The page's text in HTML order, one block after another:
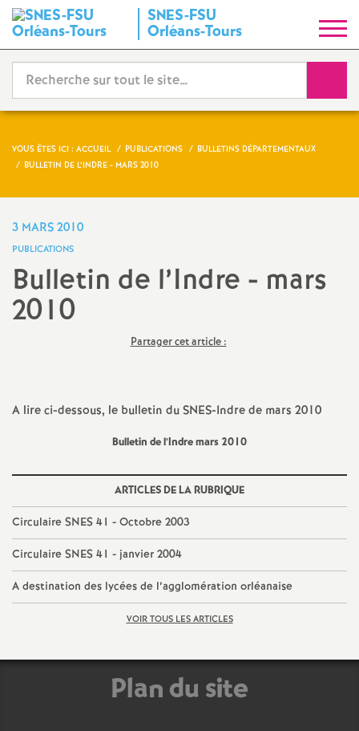
SNES-FSU
Orléans-Tours
y
n
d
i
a
a
i
o
n
a
VOUS ÊTES ICI : ACCUEIL PUBLICATIONS
BULLETINS DÉPARTEMENTAUX
BULLETIN DE L’INDRE - MARS 2010
3 MARS 2010
PUBLICATIONS
Bulletin de l’Indre - mars
2010
Partager cet article :
A lire ci-dessous, le bulletin du SNES-Indre de mars 2010
Bulletin de l’Indre mars 2010
ARTICLES DE LA RUBRIQUE
Circulaire SNES 41 - Octobre 2003
Circulaire SNES 41 - janvier 2004
A destination des lycées de l’agglomération orléanaise
VOIR TOUS LES ARTICLES
Plan du site